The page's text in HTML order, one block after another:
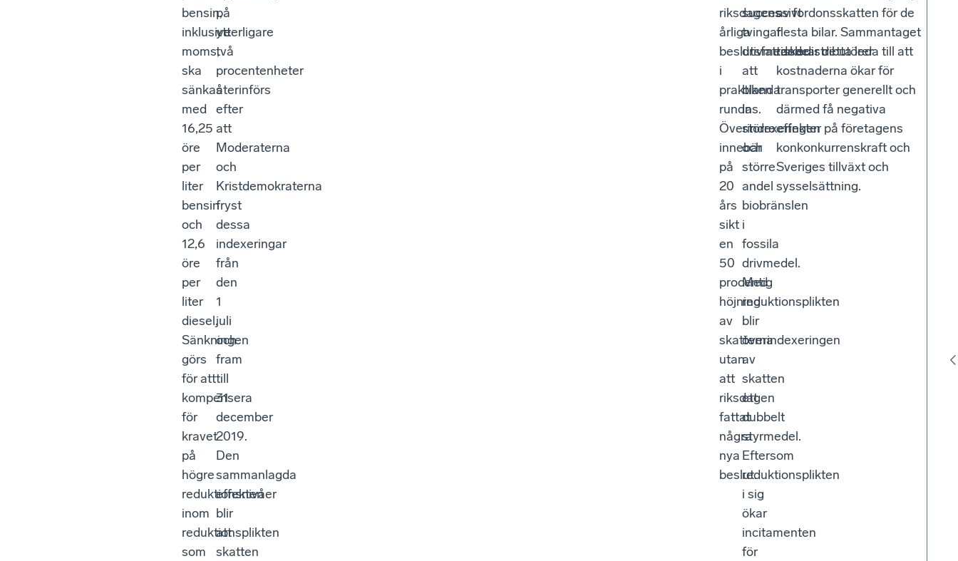
bensin,
inklusive
moms,
ska
sänkas
med
16,25
öre
per
liter
bensin
och
12,6
öre
per
liter
diesel.
Sänkningen
görs
för att
kompensera
för
kravet
på
högre
reduktionsnivåer
inom
reduktionsplikten
som
på
ytterligare
två
procentenheter
återinförs
efter
att
Moderaterna
och
Kristdemokraterna
fryst
dessa
indexeringar
från
den
1
juli
och
fram
till
31
december
2019.
Den
sammanlagda
effekten
blir
att
skatten
riksdagens
årliga
beslutsfattande
i
praktiken
rundas.
Överindexeringen
innebär
på
20
års
sikt
en
50
procentig
höjning
av
skatterna
utan
att
riksdagen
fattat
några
nya
beslut.
successivt
tvingar
drivmedelsdistributörer
att
blanda
in
större
och
större
andel
biobränslen
i
fossila
drivmedel.
Med
reduktionsplikten
blir
överindexeringen
av
skatten
ett
dubbelt
styrmedel.
Eftersom
reduktionsplikten
i sig
ökar
incitamenten
för
av fordonsskatten för de
flesta bilar. Sammantaget
riskerar detta leda till att
kostnaderna ökar för
transporter generellt och
därmed få negativa
effekter på företagens
konkonkurrenskraft och
Sveriges tillväxt och
sysselsättning.